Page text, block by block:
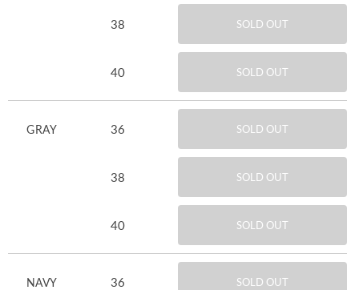
38 SOLD OUT
40 SOLD OUT
GRAY 36 SOLD OUT
38 SOLD OUT
40 SOLD OUT
NAVY 36 SOLD OUT